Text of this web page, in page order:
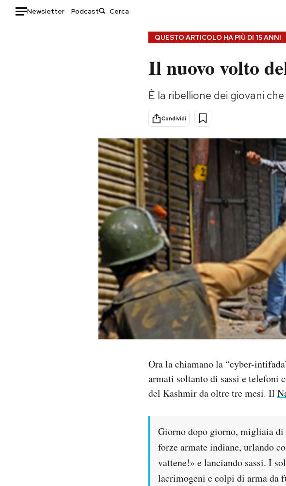
Newsletter Podcast
Consumismi
Storie/Idee
Ok Boomer!
Media
Europa
Altrecose
Mondiali calcio 2026
QUESTO ARTICOLO HA PIÙ DI 15 ANNI
Il nuovo volto
È la ribellione dei giovani
Condividi
Ora la chiamano la “cyber-
armati soltanto di sassi e telefoni
del Kashmir da oltre tre mesi. Il
Giorno dopo giorno, migliaia
forze armate indiane, urlando
vattene!» e lanciando sassi. I
lacrimogeni e colpi di arma da